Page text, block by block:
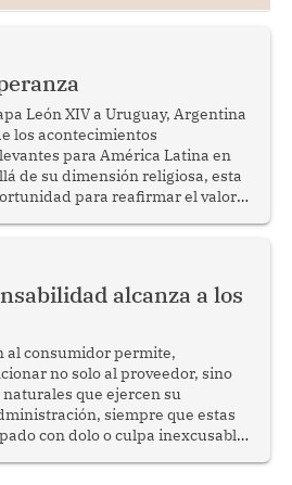
León XIV a Uruguay, Argentina
los acontecimientos
para América Latina en
de su dimensión religiosa, esta
para reafirmar el valor
de desarrollo, cohesión
alcanza a los
al consumidor permite,
no solo al proveedor, sino
que ejercen su
siempre que estas
con dolo o culpa inexcusable